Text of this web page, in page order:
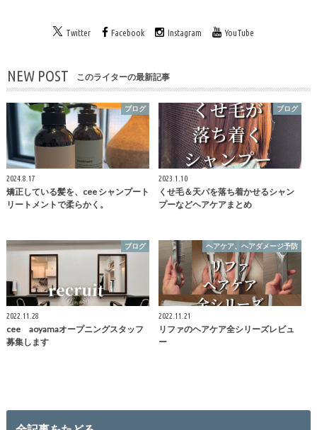
Twitter Facebook Instagram YouTube
NEW POST このライターの最新記事
ブログ
2024.8.17
矯正している髪を、cee シャンプート
リートメントで柔らかく。
ブログ
2023.1.10
くせ毛＆天パを落ち着かせるシャン
プーなどヘアケアまとめ
ブログ
2022.11.28
cee aoyamaオープニングスタッフ
募集します
ヘアケア、ヘアダメージ予防
2022.11.21
リファのヘアケア全シリーズレビュ
ー